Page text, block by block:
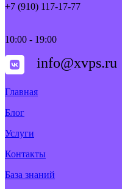
+7 (910) 117-17-77
10:00 - 19:00
info@xvps.ru
Главная
Блог
Услуги
Контакты
База знаний